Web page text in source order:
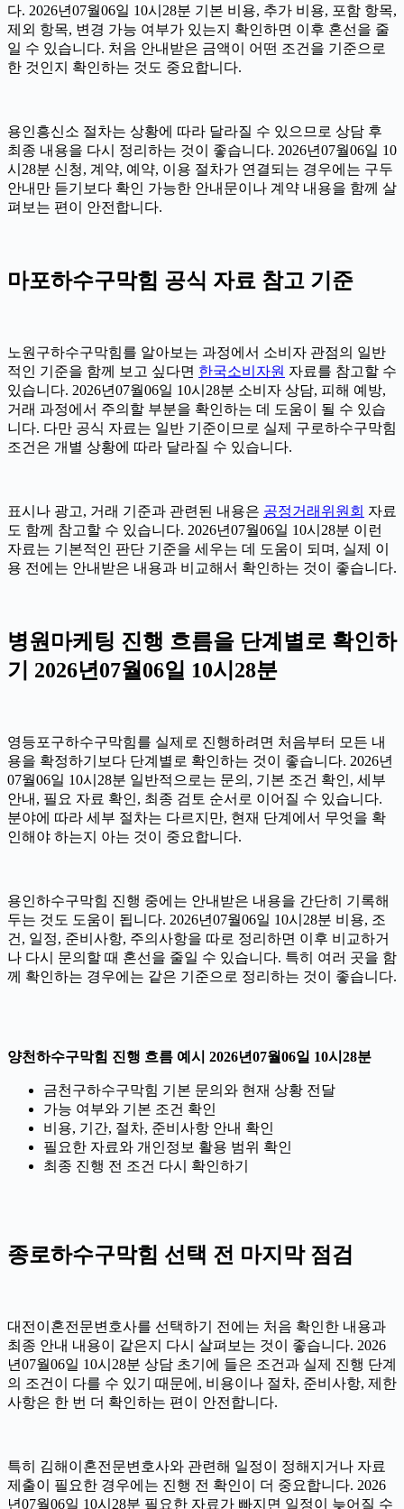
다. 2026년07월06일 10시28분 기본 비용, 추가 비용, 포함 항목,
제외 항목, 변경 가능 여부가 있는지 확인하면 이후 혼선을 줄
일 수 있습니다. 처음 안내받은 금액이 어떤 조건을 기준으로
한 것인지 확인하는 것도 중요합니다.
용인흥신소 절차는 상황에 따라 달라질 수 있으므로 상담 후
최종 내용을 다시 정리하는 것이 좋습니다. 2026년07월06일 10
시28분 신청, 계약, 예약, 이용 절차가 연결되는 경우에는 구두
안내만 듣기보다 확인 가능한 안내문이나 계약 내용을 함께 살
펴보는 편이 안전합니다.
마포하수구막힘 공식 자료 참고 기준
노원구하수구막힘를 알아보는 과정에서 소비자 관점의 일반
적인 기준을 함께 보고 싶다면 한국소비자원 자료를 참고할 수
있습니다. 2026년07월06일 10시28분 소비자 상담, 피해 예방,
거래 과정에서 주의할 부분을 확인하는 데 도움이 될 수 있습
니다. 다만 공식 자료는 일반 기준이므로 실제 구로하수구막힘
조건은 개별 상황에 따라 달라질 수 있습니다.
표시나 광고, 거래 기준과 관련된 내용은 공정거래위원회 자료
도 함께 참고할 수 있습니다. 2026년07월06일 10시28분 이런
자료는 기본적인 판단 기준을 세우는 데 도움이 되며, 실제 이
용 전에는 안내받은 내용과 비교해서 확인하는 것이 좋습니다.
병원마케팅 진행 흐름을 단계별로 확인하
기 2026년07월06일 10시28분
영등포구하수구막힘를 실제로 진행하려면 처음부터 모든 내
용을 확정하기보다 단계별로 확인하는 것이 좋습니다. 2026년
07월06일 10시28분 일반적으로는 문의, 기본 조건 확인, 세부
안내, 필요 자료 확인, 최종 검토 순서로 이어질 수 있습니다.
분야에 따라 세부 절차는 다르지만, 현재 단계에서 무엇을 확
인해야 하는지 아는 것이 중요합니다.
용인하수구막힘 진행 중에는 안내받은 내용을 간단히 기록해
두는 것도 도움이 됩니다. 2026년07월06일 10시28분 비용, 조
건, 일정, 준비사항, 주의사항을 따로 정리하면 이후 비교하거
나 다시 문의할 때 혼선을 줄일 수 있습니다. 특히 여러 곳을 함
께 확인하는 경우에는 같은 기준으로 정리하는 것이 좋습니다.
양천하수구막힘 진행 흐름 예시 2026년07월06일 10시28분
금천구하수구막힘 기본 문의와 현재 상황 전달
가능 여부와 기본 조건 확인
비용, 기간, 절차, 준비사항 안내 확인
필요한 자료와 개인정보 활용 범위 확인
최종 진행 전 조건 다시 확인하기
종로하수구막힘 선택 전 마지막 점검
대전이혼전문변호사를 선택하기 전에는 처음 확인한 내용과
최종 안내 내용이 같은지 다시 살펴보는 것이 좋습니다. 2026
년07월06일 10시28분 상담 초기에 들은 조건과 실제 진행 단계
의 조건이 다를 수 있기 때문에, 비용이나 절차, 준비사항, 제한
사항은 한 번 더 확인하는 편이 안전합니다.
특히 김해이혼전문변호사와 관련해 일정이 정해지거나 자료
제출이 필요한 경우에는 진행 전 확인이 더 중요합니다. 2026
년07월06일 10시28분 필요한 자료가 빠지면 일정이 늦어질 수